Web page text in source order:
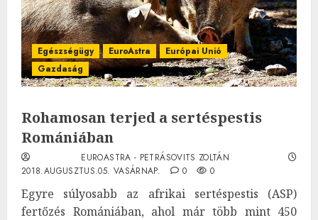
Egészségügy EuroAstra
Európai Unió
Gazdaság
Rohamosan terjed a sertéspestis
Romániában
EUROASTRA - PETRÁSOVITS ZOLTÁN
2018.AUGUSZTUS.05. VASÁRNAP.
0 0
Egyre súlyosabb az afrikai sertéspestis (ASP)
fertőzés Romániában, ahol már több mint 450